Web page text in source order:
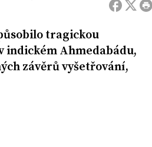
tragickou
indickém Ahmedabádu,
závěrů vyšetřování,